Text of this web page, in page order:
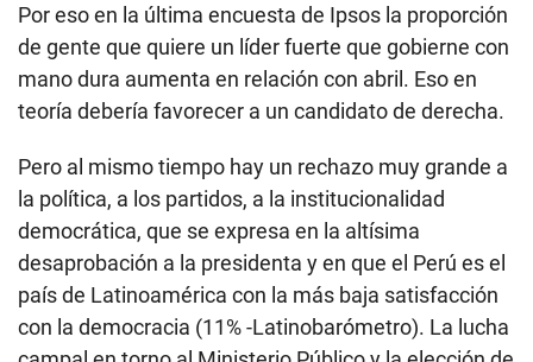
Por eso en la última encuesta de Ipsos la proporción
de gente que quiere un líder fuerte que gobierne con
mano dura aumenta en relación con abril. Eso en
teoría debería favorecer a un candidato de derecha.
Pero al mismo tiempo hay un rechazo muy grande a
la política, a los partidos, a la institucionalidad
democrática, que se expresa en la altísima
desaprobación a la presidenta y en que el Perú es el
país de Latinoamérica con la más baja satisfacción
con la democracia (11% -Latinobarómetro). La lucha